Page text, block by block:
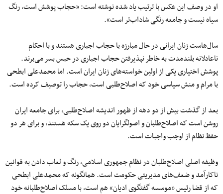
او در وصف این عکس با ترتیب یاد شده نوشته است: «حجاب پوشش است، رنگ
سیاه نیست و جامعه رنگی شاداب‌تر است».
سال‌هاست زنان ایرانی در حال مبارزه با حجاب اجباری هستند و با احکام
ناعادلانه بلندمدت به خاطر نپذیرفتن حجاب اجباری در حبس بسر می‌برند.
پوشش اختیاری یکی از اولین خواسته‌های زنان ایران است. اما محمدعلی ابطحی
با مرام و منش سیاسی خود که اصلاح‌طلبی‌ است، حجاب را توصیف کرده است.
بعد از گذشت بیش از دو دهه از ظهور اندیشه اصلاح‌طلبی، برای جامعه ایران
روشن است که اصلاح‌طلبان و اصولگرایان دو روی یک سکه هستند، و برای هر دو
حفظ نظام از اوجب واجبات است.
وظیفه اصلی اصلاح‌طلبان در نظام جمهوری اسلامی، رنگ و لعاب دادن به قوانین
ناکارآمد و ضعف‌های مدیریتی حکومت است. همانگونه که محمدعلی ابطحی
که از قضا رئیس «موسسه گفتگوی ادیان» هم است، با مسلک اصلاح‌طلبانه خود